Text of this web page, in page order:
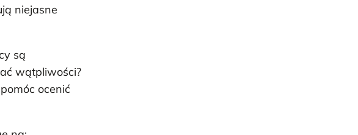
niejasne
są
wątpliwości?
ocenić